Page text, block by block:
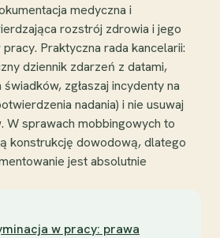
medyczna i
rozstrój zdrowia i jego
Praktyczna rada kancelarii:
dziennik zdarzeń z datami,
zgłaszaj incydenty na
nadania) i nie usuwaj
sprawach mobbingowych to
konstrukcję dowodową, dlatego
jest absolutnie
w pracy: prawa